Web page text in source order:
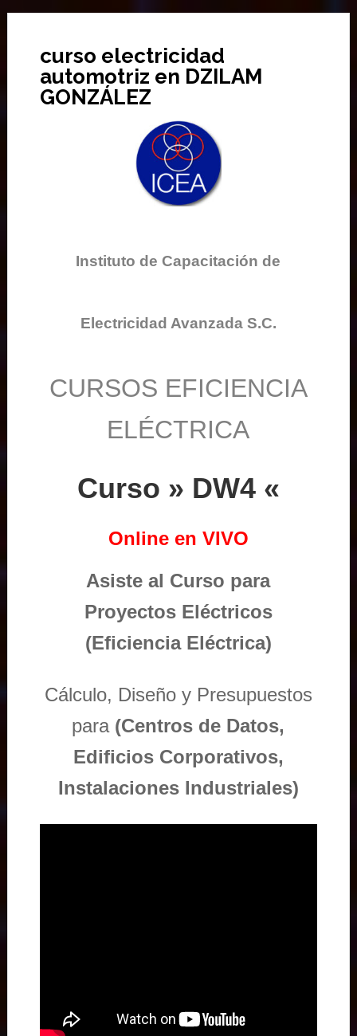
curso electricidad
automotriz en DZILAM
GONZÁLEZ
Instituto de Capacitación de
Electricidad Avanzada S.C.
CURSOS EFICIENCIA
ELÉCTRICA
Curso » DW4 «
Online en VIVO
Asiste al Curso para
Proyectos Eléctricos
(Eficiencia Eléctrica)
Cálculo, Diseño y Presupuestos
para (Centros de Datos,
Edificios Corporativos,
Instalaciones Industriales)